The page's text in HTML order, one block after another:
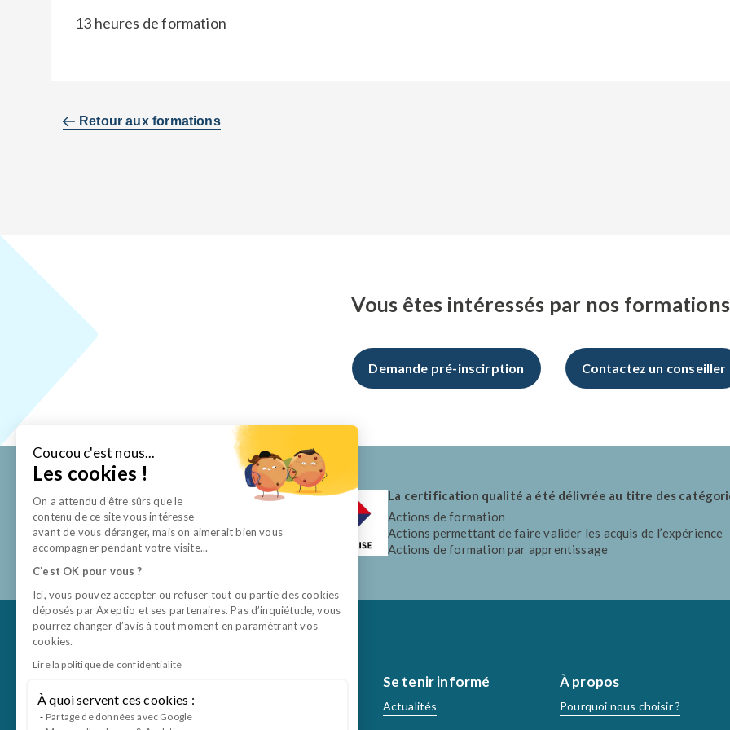
Coucou c'est nous...
Les cookies !
On a attendu d’être sûrs que le
contenu de ce site vous intéresse
avant de vous déranger, mais on aimerait bien vous
accompagner pendant votre visite...
C’est OK pour vous ?
Ici, vous pouvez accepter ou refuser tout ou partie des cookies
déposés par Axeptio et ses partenaires. Pas d’inquiétude, vous
pourrez changer d’avis à tout moment en paramétrant vos
cookies.
Lire la politique de confidentialité
À quoi servent ces cookies :
Partage de données avec Google
13 heures de formation
Retour aux formations
Vous êtes intéressés par nos
Demande pré-inscirption Contactez un conseiller
La certification qualité a été délivrée au titre des
Actions de formation
Actions permettant de faire valider les acquis de l’expérience
Actions de formation par apprentissage
Se tenir informé
Actualités
À propos
Pourquoi nous choisir ?